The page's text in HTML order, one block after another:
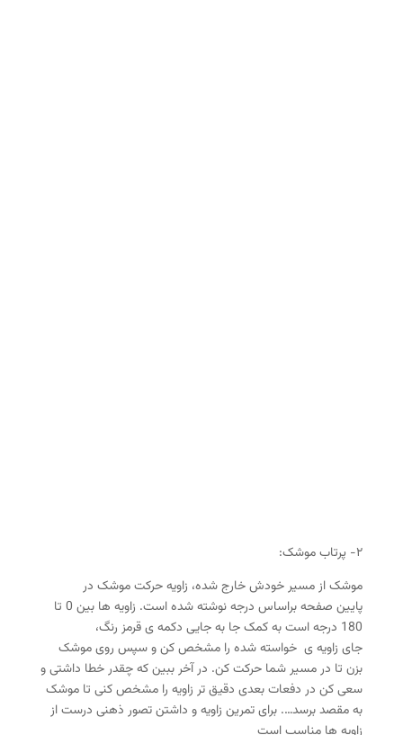
۲- پرتاب موشک:
موشک از مسیر خودش خارج شده، زاویه حرکت موشک در
پایین صفحه براساس درجه نوشته شده است. زاویه ها بین 0 تا
180 درجه است به کمک جا به جایی دکمه ی قرمز رنگ،
جای زاویه ی خواسته شده را مشخص کن و سپس روی موشک
بزن تا در مسیر شما حرکت کن. در آخر ببین که چقدر خطا داشتی و
سعی کن در دفعات بعدی دقیق تر زاویه را مشخص کنی تا موشک
به مقصد برسد…. برای تمرین زاویه و داشتن تصور ذهنی درست از